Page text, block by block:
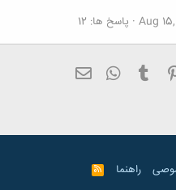
Aug پاسخ ها: 12
..... معئتطلک داری بیا
Pinterest
Tumblr
WhatsApp
راهنما
R
S